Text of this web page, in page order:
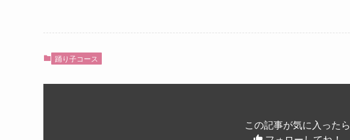
踊り子コース
この記事が気に入ったら